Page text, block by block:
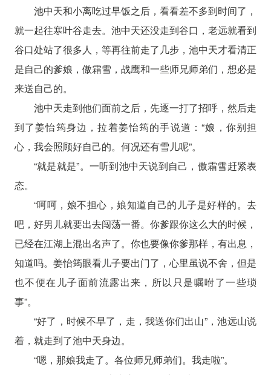
池中天和小离吃过早饭之后，看看差不多到时间了，
就一起往寒叶谷走去。池中天还没走到谷口，老远就看到
谷口处站了很多人，等再往前走了几步，池中天才看清正
是自己的爹娘，傲霜雪，战鹰和一些师兄师弟们，想必是
来送自己的。
池中天走到他们面前之后，先逐一打了招呼，然后走
到了姜怡筠身边，拉着姜怡筠的手说道：“娘，你别担
心，我会照顾好自己的。何况还有雪儿呢”。
“就是就是”。一听到池中天说到自己，傲霜雪赶紧表
态。
“呵呵，娘不担心，娘知道自己的儿子是好样的。去
吧，好男儿就要出去闯荡一番。你爹跟你这么大的时候，
已经在江湖上混出名声了。你也要像你爹那样，有出息，
知道吗。姜怡筠眼看儿子要出门了，心里虽说不舍，但是
也不便在儿子面前流露出来，所以只是嘱咐了一些琐
事”。
“好了，时候不早了，走，我送你们出山”，池远山说
着，就走到了池中天身边。
“嗯，那娘我走了。各位师兄师弟们。我走啦”。